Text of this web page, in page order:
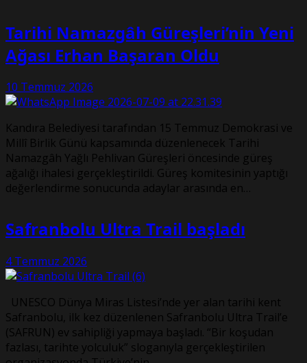
Tarihi Namazgâh Güreşleri’nin Yeni
Ağası Erhan Başaran Oldu
10 Temmuz 2026
Kandıra Belediyesi tarafından 15 Temmuz Demokrasi ve
Millî Birlik Günü kapsamında düzenlenecek Tarihi
Namazgâh Yağlı Pehlivan Güreşleri öncesinde güreş
ağalığı ihalesi gerçekleştirildi. Güreş komitesinin yaptığı
değerlendirme sonucunda adaylar arasında en…
Safranbolu Ultra Trail başladı
4 Temmuz 2026
UNESCO Dünya Miras Listesi’nde yer alan tarihi kent
Safranbolu, ilk kez düzenlenen Safranbolu Ultra Trail’e
(SAFRUN) ev sahipliği yapmaya başladı. “Bir koşudan
fazlası, tarihte yolculuk” sloganıyla gerçekleştirilen